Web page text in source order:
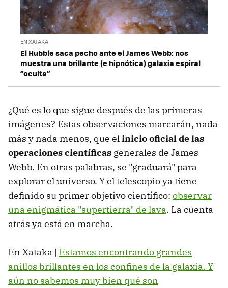
EN XATAKA
El Hubble saca pecho ante el James Webb: nos
muestra una brillante (e hipnótica) galaxia espiral
“oculta”
¿Qué es lo que sigue después de las primeras
imágenes? Estas observaciones marcarán, nada
más y nada menos, que elinicio oficial de las
operaciones científicas generales de James
Webb. En otras palabras, se "graduará" para
explorar el universo. Y el telescopio ya tiene
definido su primer objetivo científico: observar
una enigmática "supertierra" de lava. La cuenta
atrás ya está en marcha.
En Xataka | Estamos encontrando grandes
anillos brillantes en los confines de la galaxia. Y
aún no sabemos muy bien qué son